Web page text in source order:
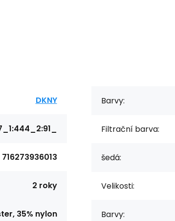
DKNY
716273936013
2 roky
35% nylon
Barvy:
Filtrační barva:
šedá:
Velikosti:
Barvy: